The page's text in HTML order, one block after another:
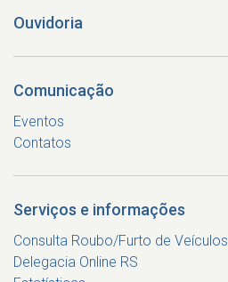
Ouvidoria
Comunicação
Eventos
Contatos
Serviços e informações
Consulta Roubo/Furto de Veículos
Delegacia Online RS